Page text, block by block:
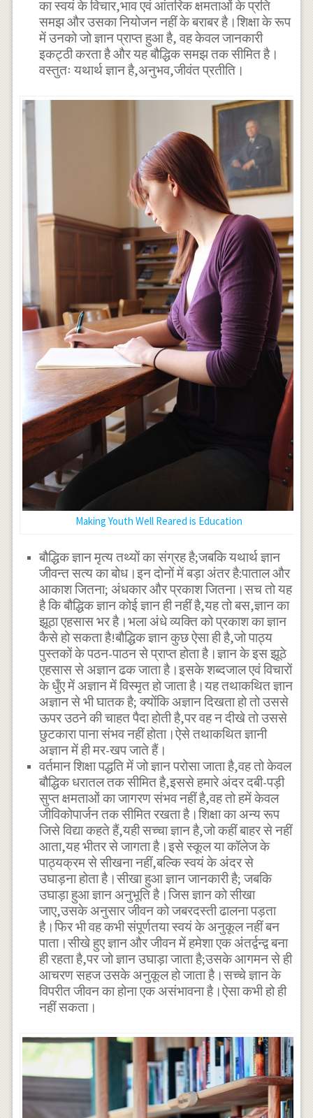
का स्वयं के विचार,भाव एवं आंतरिक क्षमताओं के प्रति
समझ और उसका नियोजन नहीं के बराबर है।शिक्षा के रूप
में उनको जो ज्ञान प्राप्त हुआ है, वह केवल जानकारी
इकट्ठी करता है और यह बौद्धिक समझ तक सीमित है।
वस्तुतः यथार्थ ज्ञान है,अनुभव,जीवंत प्रतीति।
Making Youth Well Reared is Education
बौद्धिक ज्ञान मृत्य तथ्यों का संग्रह है;जबकि यथार्थ ज्ञान
जीवन्त सत्य का बोध।इन दोनों में बड़ा अंतर है:पाताल और
आकाश जितना; अंधकार और प्रकाश जितना।सच तो यह
है कि बौद्धिक ज्ञान कोई ज्ञान ही नहीं है,यह तो बस,ज्ञान का
झूठा एहसास भर है।भला अंधे व्यक्ति को प्रकाश का ज्ञान
कैसे हो सकता है!बौद्धिक ज्ञान कुछ ऐसा ही है,जो पाठ्य
पुस्तकों के पठन-पाठन से प्राप्त होता है।ज्ञान के इस झूठे
एहसास से अज्ञान ढक जाता है।इसके शब्दजाल एवं विचारों
के धुँए में अज्ञान में विस्मृत हो जाता है।यह तथाकथित ज्ञान
अज्ञान से भी घातक है; क्योंकि अज्ञान दिखता हो तो उससे
ऊपर उठने की चाहत पैदा होती है,पर वह न दीखे तो उससे
छुटकारा पाना संभव नहीं होता।ऐसे तथाकथित ज्ञानी
अज्ञान में ही मर-खप जाते हैं।
वर्तमान शिक्षा पद्धति में जो ज्ञान परोसा जाता है,वह तो केवल
बौद्धिक धरातल तक सीमित है,इससे हमारे अंदर दबी-पड़ी
सुप्त क्षमताओं का जागरण संभव नहीं है,वह तो हमें केवल
जीविकोपार्जन तक सीमित रखता है।शिक्षा का अन्य रूप
जिसे विद्या कहते हैं,यही सच्चा ज्ञान है,जो कहीं बाहर से नहीं
आता,यह भीतर से जागता है।इसे स्कूल या कॉलेज के
पाठ्यक्रम से सीखना नहीं,बल्कि स्वयं के अंदर से
उघाड़ना होता है।सीखा हुआ ज्ञान जानकारी है; जबकि
उघाड़ा हुआ ज्ञान अनुभूति है।जिस ज्ञान को सीखा
जाए,उसके अनुसार जीवन को जबरदस्ती ढालना पड़ता
है।फिर भी वह कभी संपूर्णतया स्वयं के अनुकूल नहीं बन
पाता।सीखे हुए ज्ञान और जीवन में हमेशा एक अंतर्द्वन्द्व बना
ही रहता है,पर जो ज्ञान उघाड़ा जाता है;उसके आगमन से ही
आचरण सहज उसके अनुकूल हो जाता है।सच्चे ज्ञान के
विपरीत जीवन का होना एक असंभावना है।ऐसा कभी हो ही
नहीं सकता।